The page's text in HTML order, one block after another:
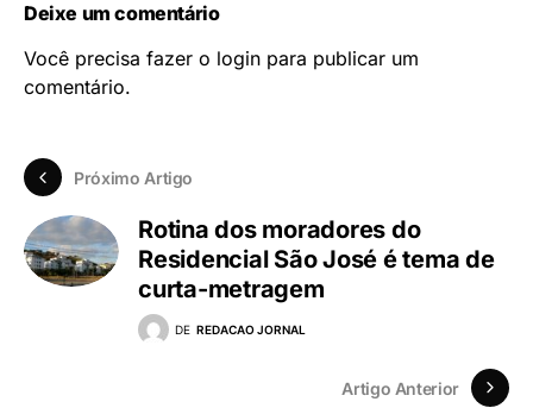
Deixe um comentário
Você precisa fazer o login para publicar um
comentário.
Próximo Artigo
Rotina dos moradores do
Residencial São José é tema de
curta-metragem
DE REDACAO JORNAL
Artigo Anterior